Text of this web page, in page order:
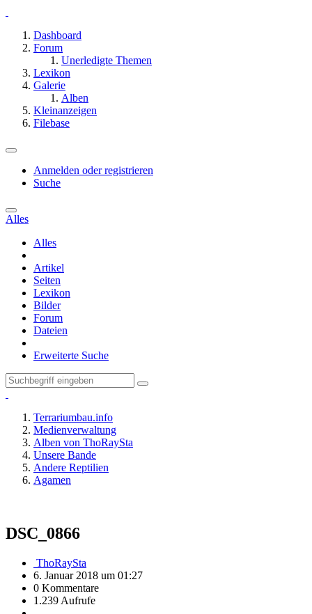
Dashboard
Forum
Unerledigte Themen
Lexikon
Galerie
Alben
Kleinanzeigen
Filebase
Anmelden oder registrieren
Suche
Alles
Alles
Artikel
Seiten
Lexikon
Bilder
Forum
Dateien
Erweiterte Suche
Terrariumbau.info
Medienverwaltung
Alben von ThoRaySta
Unsere Bande
Andere Reptilien
Agamen
DSC_0866
ThoRaySta
6. Januar 2018 um 01:27
0 Kommentare
1.239 Aufrufe